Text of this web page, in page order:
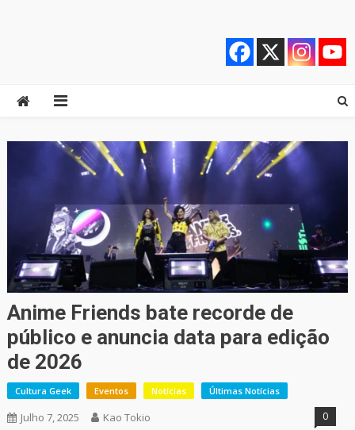
Quebrando o Controle
Anime Friends bate recorde de
público e anuncia data para edição
de 2026
Cultura Geek Eventos Notícias Últimas Notícias
Julho 7, 2025 Kao Tokio 0